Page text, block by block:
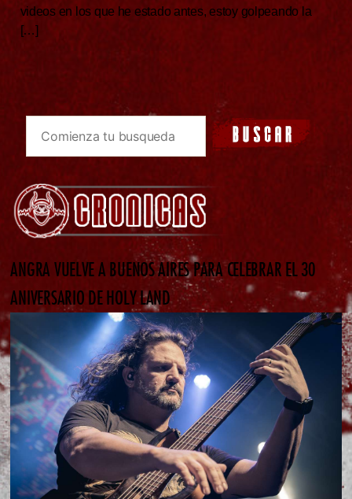
videos en los que he estado antes, estoy golpeando la
[…]
ANGRA VUELVE A BUENOS AIRES PARA CELEBRAR EL 30
ANIVERSARIO DE HOLY LAND